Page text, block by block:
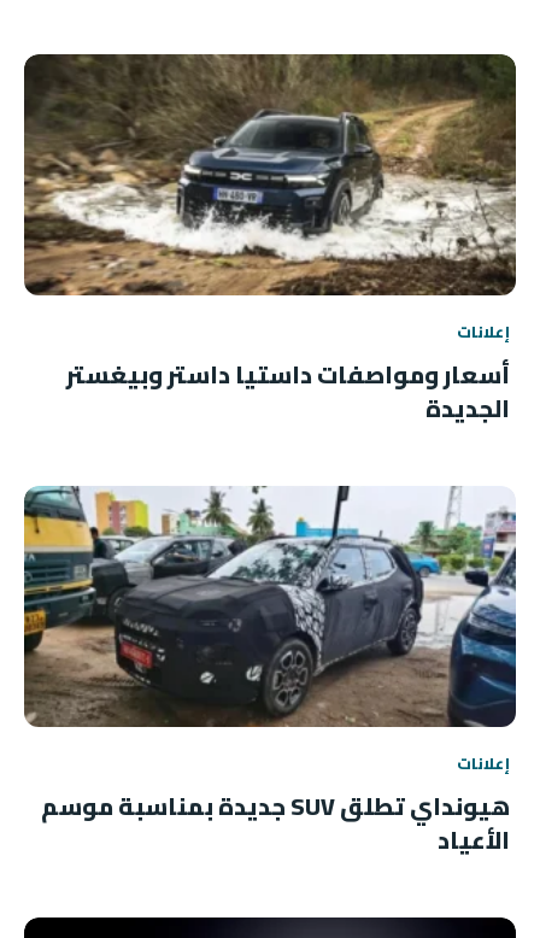
إعلانات
أسعار ومواصفات داستيا داستر وبيغستر
الجديدة
إعلانات
هيونداي تطلق SUV جديدة بمناسبة موسم
الأعياد